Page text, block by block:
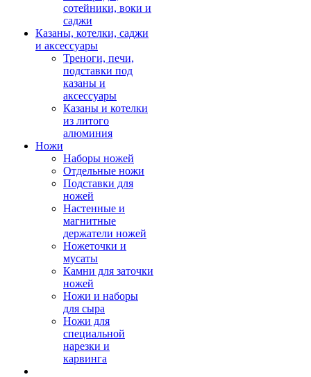
сотейники, воки и
саджи
Казаны, котелки, саджи
и аксессуары
Треноги, печи,
подставки под
казаны и
аксессуары
Казаны и котелки
из литого
алюминия
Ножи
Наборы ножей
Отдельные ножи
Подставки для
ножей
Настенные и
магнитные
держатели ножей
Ножеточки и
мусаты
Камни для заточки
ножей
Ножи и наборы
для сыра
Ножи для
специальной
нарезки и
карвинга